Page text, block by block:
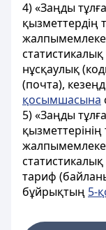
4) «Заңды
қызметтердің
нұсқаулық
(почта),
қосымшасына
5) «Заңды
тариф
бұйрықтың 5-